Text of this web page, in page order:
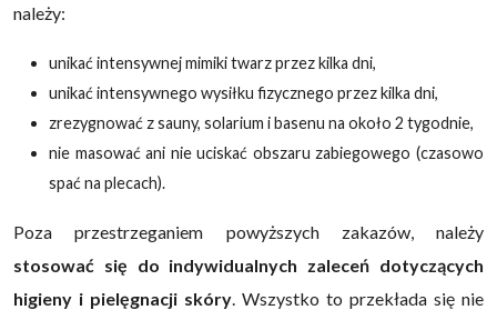
należy:
unikać intensywnej mimiki twarz przez kilka dni,
unikać intensywnego wysiłku fizycznego przez kilka dni,
zrezygnować z sauny, solarium i basenu na około 2 tygodnie,
nie masować ani nie uciskać obszaru zabiegowego (czasowo
spać na plecach).
Poza przestrzeganiem powyższych zakazów, należy
stosować się do indywidualnych zaleceń dotyczących
higieny i pielęgnacji skóry. Wszystko to przekłada się nie